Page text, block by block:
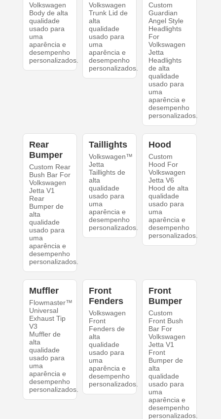
Volkswagen
Body de alta
qualidade
usado para
uma
aparência e
desempenho
personalizados.
Volkswagen
Trunk Lid de
alta
qualidade
usado para
uma
aparência e
desempenho
personalizados.
Custom
Guardian
Angel Style
Headlights
For
Volkswagen
Jetta
Headlights
de alta
qualidade
usado para
uma
aparência e
desempenho
personalizados.
Rear
Bumper
Custom Rear
Bush Bar For
Volkswagen
Jetta V1
Rear
Bumper de
alta
qualidade
usado para
uma
aparência e
desempenho
personalizados.
Taillights
Volkswagen™
Jetta
Taillights de
alta
qualidade
usado para
uma
aparência e
desempenho
personalizados.
Hood
Custom
Hood For
Volkswagen
Jetta V6
Hood de alta
qualidade
usado para
uma
aparência e
desempenho
personalizados.
Muffler
Flowmaster™
Universal
Exhaust Tip
V3
Muffler de
alta
qualidade
usado para
uma
aparência e
desempenho
personalizados.
Front
Fenders
Volkswagen
Front
Fenders de
alta
qualidade
usado para
uma
aparência e
desempenho
personalizados.
Front
Bumper
Custom
Front Bush
Bar For
Volkswagen
Jetta V1
Front
Bumper de
alta
qualidade
usado para
uma
aparência e
desempenho
personalizados.